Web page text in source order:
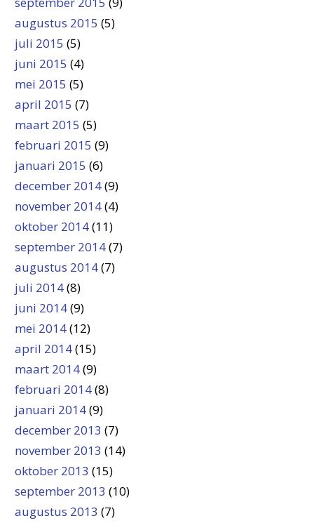
augustus 2015 (5)
juli 2015 (5)
juni 2015 (4)
mei 2015 (5)
april 2015 (7)
maart 2015 (5)
februari 2015 (9)
januari 2015 (6)
december 2014(9)
november 2014(4)
oktober 2014(11)
september 2014(7)
augustus 2014(7)
juli 2014(8)
juni 2014(9)
mei 2014(12)
april 2014(15)
maart 2014(9)
februari 2014(8)
januari 2014(9)
december 2013 (7)
november 2013 (14)
oktober 2013 (15)
september 2013 (10)
augustus 2013 (7)